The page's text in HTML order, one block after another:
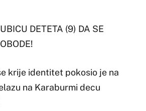
DETETA (9) DA SE
krije identitet pokosio je na
na Karaburmi decu